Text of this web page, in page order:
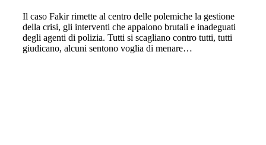
Il caso Fakir rimette al centro delle polemiche la gestione
della crisi, gli interventi che appaiono brutali e inadeguati
degli agenti di polizia. Tutti si scagliano contro tutti, tutti
giudicano, alcuni sentono voglia di menare…